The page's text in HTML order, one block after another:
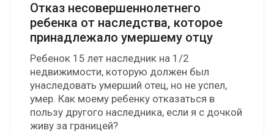
Отказ несовершеннолетнего
ребенка от наследства, которое
принадлежало умершему отцу
Ребенок 15 лет наследник на 1/2
недвижимости, которую должен был
унаследовать умерший отец, но не успел,
умер. Как моему ребенку отказаться в
пользу другого наследника, если я с дочкой
живу за границей?